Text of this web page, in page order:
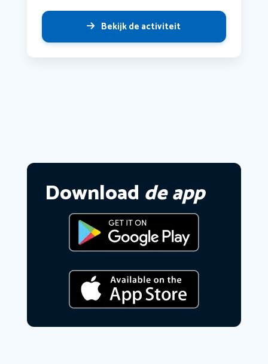
Bekijk de activiteit
Download de app